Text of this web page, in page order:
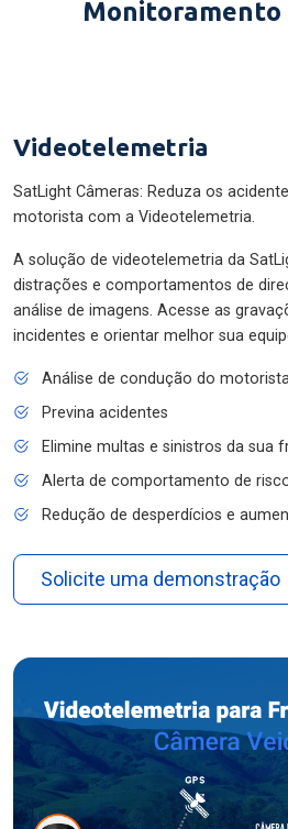
Monitoramento
Videotelemetria
SatLight Câmeras: Reduza os
motorista com a Videotelemetria.
A solução de videotelemetria da
distrações e comportamentos de
análise de imagens. Acesse as
incidentes e orientar melhor sua
Análise de condução do
Previna acidentes
Elimine multas e sinistros da sua
Alerta de comportamento de
Redução de desperdícios e
Solicite uma demonstração